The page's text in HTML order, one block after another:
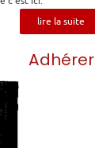
lire la suite
Adhérer